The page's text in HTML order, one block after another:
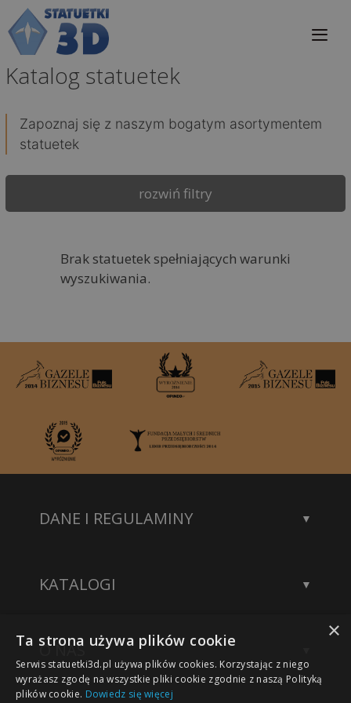
Przejdź
do
treści
Katalog statuetek
Zapoznaj się z naszym bogatym asortymentem
statuetek
rozwiń filtry
Brak statuetek spełniających warunki
wyszukiwania.
DANE I REGULAMINY
Polityka prywatności
KATALOGI
Katalog akcesoriów
Katalog modeli 3D
O NAS
Wykonane projekty
Nasze sukcesy
×
Ta strona używa plików cookie
Serwis statuetki3d.pl używa plików cookies. Korzystając z niego
wyrażasz zgodę na wszystkie pliki cookie zgodnie z naszą Polityką
plików cookie. Dowiedz się więcej